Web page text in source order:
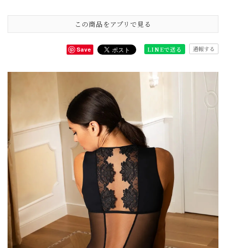
この商品をアプリで見る
Save LINEで送る 通報する